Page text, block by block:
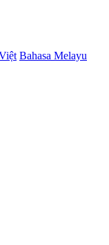
Bahasa Melayu